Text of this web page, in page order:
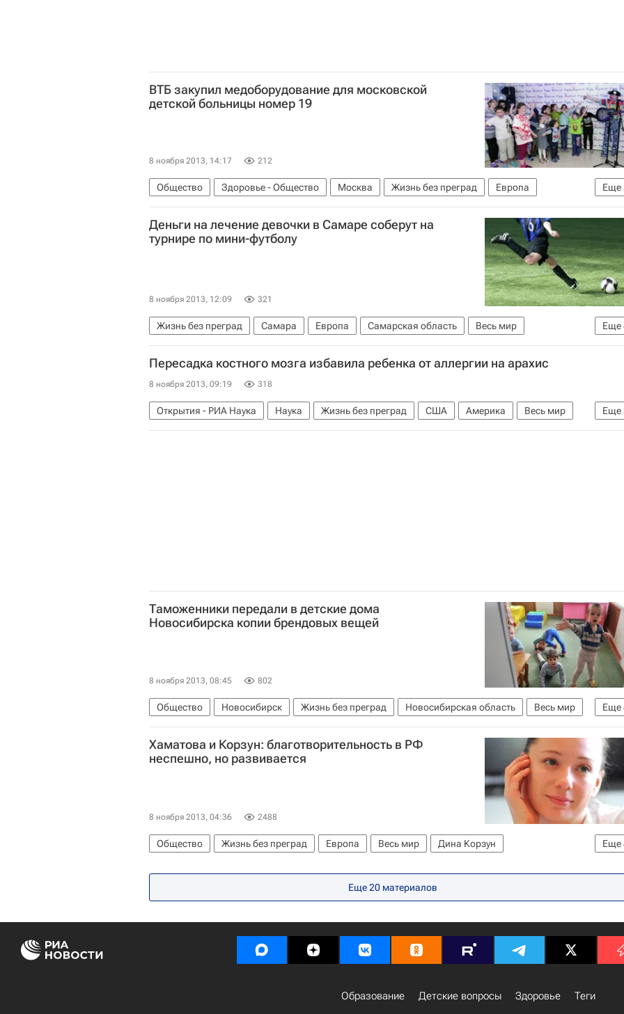
ВТБ закупил медоборудование для московской
детской больницы номер 19
8 ноября 2013, 14:17 212
Еще
Общество Здоровье - Общество Москва Жизнь без преград
Европа
Центральный ФО
Весь мир ВТБ (банк) Детские вопросы Россия
Деньги на лечение девочки в Самаре соберут на
турнире по мини-футболу
8 ноября 2013, 12:09 321
Еще
Жизнь без преград Самара Европа Самарская область
Весь мир
Приволжский ФО
Школа волонтера Детские вопросы Россия
Пересадка костного мозга избавила ребенка от аллергии на арахис
8 ноября 2013, 09:19 318
Еще
Открытия - РИА Наука Наука Жизнь без преград США Америка
Весь мир
Северная Америка
Здоровье
Таможенники передали в детские дома
Новосибирска копии брендовых вещей
8 ноября 2013, 08:45 802
Еще
Общество Новосибирск Жизнь без преград Новосибирская область
Весь мир
Европа
Сибирский ФО Детские вопросы Россия
Хаматова и Корзун: благотворительность в РФ
неспешно, но развивается
8 ноября 2013, 04:36 2488
Еще
Общество Жизнь без преград Европа Весь мир
Дина Корзун
Еще 20 материалов
Образование Детские вопросы Здоровье
Теги